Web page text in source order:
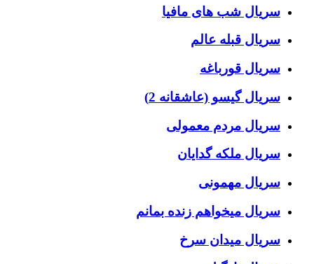
سریال شب های مافیا
سریال قبله عالم
سریال قورباغه
سریال گیسو (عاشقانه 2)
سریال مردم معمولی
سریال ملکه گدایان
سریال مهمونی
سریال میخواهم زنده بمانم
سریال میدان سرخ